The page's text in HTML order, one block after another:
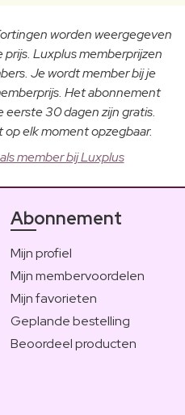
worden weergegeven
Luxplus memberprijzen
Je wordt member bij je
Het abonnement
30 dagen zijn gratis.
elk moment opzegbaar.
member bij Luxplus
Abonnement
Mijn profiel
Mijn membervoordelen
Mijn favorieten
Geplande bestelling
Beoordeel producten